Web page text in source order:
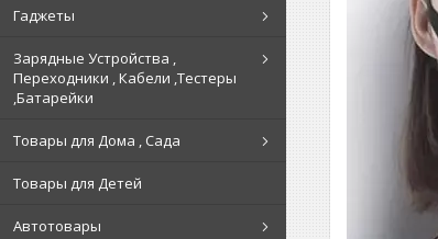
Гаджеты
Зарядные Устройства ,
Переходники , Кабели ,Тестеры
,Батарейки
Товары для Дома , Сада
Товары для Детей
Автотовары